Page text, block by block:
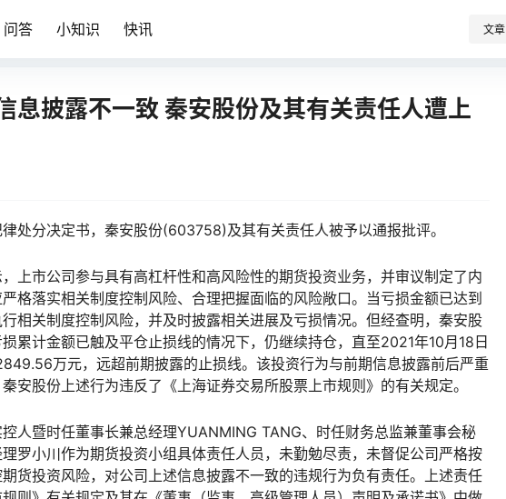
问答 小知识 快讯 文章
息披露不一致 秦安股份及其有关责任人遭上
处分决定书，秦安股份(603758)及其有关责任人被予以通报批评。
市公司参与具有高杠杆性和高风险性的期货投资业务，并审议制定了内
格落实相关制度控制风险、合理把握面临的风险敞口。当亏损金额已达到
相关制度控制风险，并及时披露相关进展及亏损情况。但经查明，秦安股
累计金额已触及平仓止损线的情况下，仍继续持仓，直至2021年10月18日
万元，远超前期披露的止损线。该投资行为与前期信息披露前后严重
安股份上述行为违反了《上海证券交易所股票上市规则》的有关规定。
暨时任董事长兼总经理YUANMING TANG、时任财务总监兼董事会秘
罗小川作为期货投资小组具体责任人员，未勤勉尽责，未督促公司严格按
货投资风险，对公司上述信息披露不一致的违规行为负有责任。上述责任